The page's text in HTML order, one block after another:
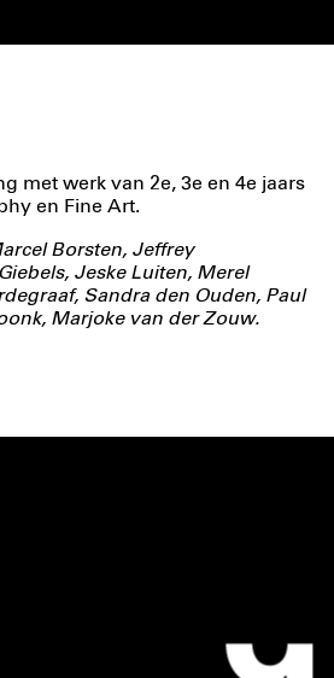
met werk van 2e, 3e en 4e jaars
en Fine Art.
Borsten, Jeffrey
Jeske Luiten, Merel
Sandra den Ouden, Paul
Marjoke van der Zouw.